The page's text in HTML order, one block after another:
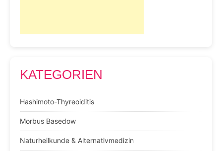
KATEGORIEN
Hashimoto-Thyreoiditis
Morbus Basedow
Naturheilkunde & Alternativmedizin